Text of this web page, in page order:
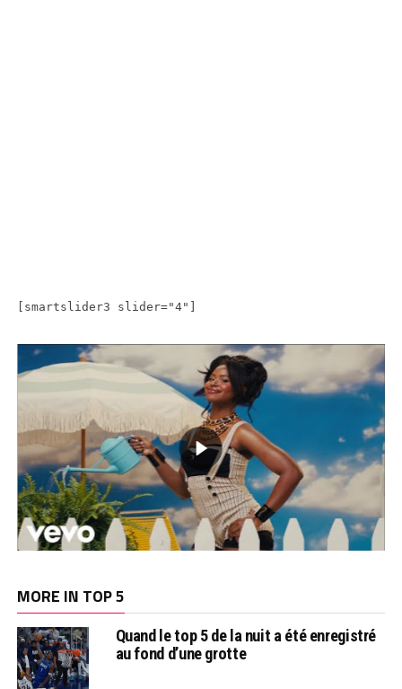
[smartslider3 slider="4"]
MORE IN TOP 5
Quand le top 5 de la nuit a été enregistré
au fond d’une grotte